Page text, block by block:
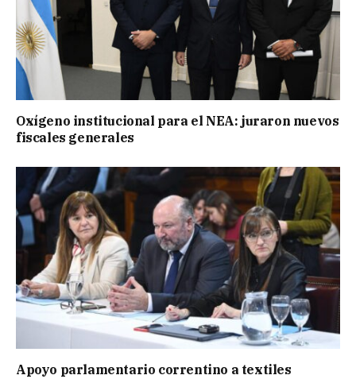
Oxígeno institucional para el NEA: juraron nuevos
fiscales generales
Apoyo parlamentario correntino a textiles